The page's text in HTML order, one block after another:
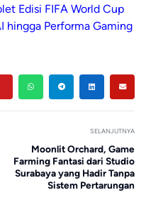
Edisi FIFA World Cup
hingga Performa Gaming
SELANJUTNYA
Moonlit Orchard, Game
Farming Fantasi dari Studio
Surabaya yang Hadir Tanpa
Sistem Pertarungan